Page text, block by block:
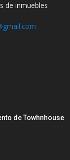
de inmuebles
de Towhnhouse